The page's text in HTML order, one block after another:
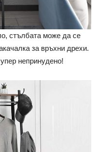
стълбата може да се
за връхни дрехи.
непринудено!